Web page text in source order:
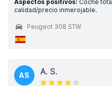
Aspectos positivos: Coche
calidad/precio inmerojable.
Peugeot 308 STW
AS A. S.